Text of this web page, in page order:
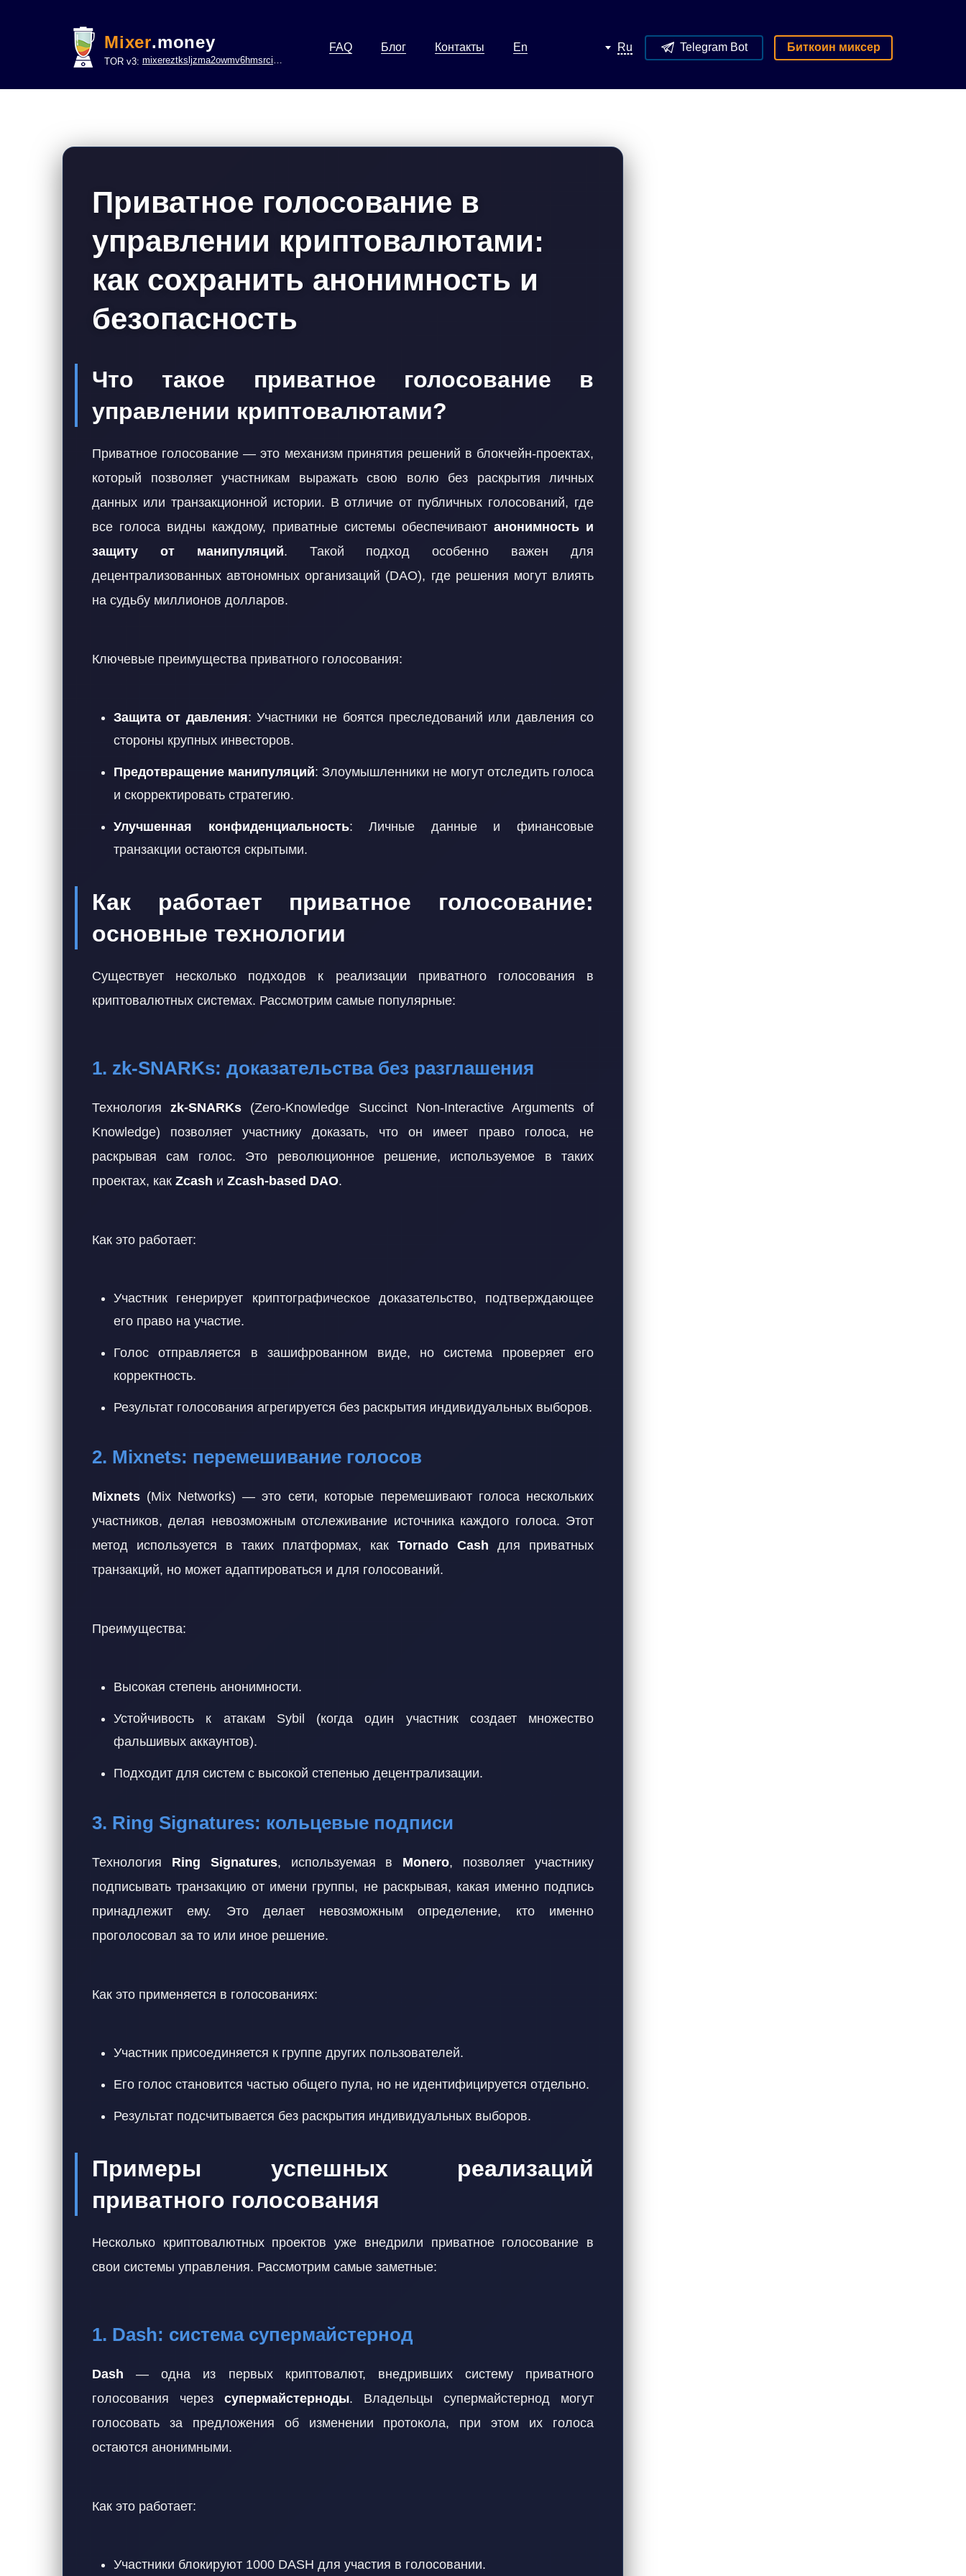
Mixer.money
TOR v3: mixereztksljzma2owmv6hmsrci322lsje6m3svicoddk3xbgvhd2fid.onion
FAQ Блог Контакты En Ru Telegram Bot Биткоин миксер
Приватное голосование в
управлении криптовалютами:
как сохранить анонимность и
безопасность
Что такое приватное голосование в
управлении криптовалютами?
Приватное голосование — это механизм принятия решений в блокчейн-проектах,
который позволяет участникам выражать свою волю без раскрытия личных
данных или транзакционной истории. В отличие от публичных голосований, где
все голоса видны каждому, приватные системы обеспечивают анонимность и
защиту от манипуляций. Такой подход особенно важен для
децентрализованных автономных организаций (DAO), где решения могут влиять
на судьбу миллионов долларов.
Ключевые преимущества приватного голосования:
Защита от давления: Участники не боятся преследований или давления со
стороны крупных инвесторов.
Предотвращение манипуляций: Злоумышленники не могут отследить голоса
и скорректировать стратегию.
Улучшенная конфиденциальность: Личные данные и финансовые
транзакции остаются скрытыми.
Как работает приватное голосование:
основные технологии
Существует несколько подходов к реализации приватного голосования в
криптовалютных системах. Рассмотрим самые популярные:
1. zk-SNARKs: доказательства без разглашения
Технологияzk-SNARKs (Zero-Knowledge Succinct Non-Interactive Arguments of
Knowledge) позволяет участнику доказать, что он имеет право голоса, не
раскрывая сам голос. Это революционное решение, используемое в таких
проектах, как Zcash и Zcash-based DAO.
Как это работает:
Участник генерирует криптографическое доказательство, подтверждающее
его право на участие.
Голос отправляется в зашифрованном виде, но система проверяет его
корректность.
Результат голосования агрегируется без раскрытия индивидуальных выборов.
2. Mixnets: перемешивание голосов
Mixnets (Mix Networks) — это сети, которые перемешивают голоса нескольких
участников, делая невозможным отслеживание источника каждого голоса. Этот
метод используется в таких платформах, как Tornado Cash для приватных
транзакций, но может адаптироваться и для голосований.
Преимущества:
Высокая степень анонимности.
Устойчивость к атакам Sybil (когда один участник создает множество
фальшивых аккаунтов).
Подходит для систем с высокой степенью децентрализации.
3. Ring Signatures: кольцевые подписи
Технология Ring Signatures, используемая в Monero, позволяет участнику
подписывать транзакцию от имени группы, не раскрывая, какая именно подпись
принадлежит ему. Это делает невозможным определение, кто именно
проголосовал за то или иное решение.
Как это применяется в голосованиях:
Участник присоединяется к группе других пользователей.
Его голос становится частью общего пула, но не идентифицируется отдельно.
Результат подсчитывается без раскрытия индивидуальных выборов.
Примеры успешных реализаций
приватного голосования
Несколько криптовалютных проектов уже внедрили приватное голосование в
свои системы управления. Рассмотрим самые заметные:
1. Dash: система супермайстернод
Dash — одна из первых криптовалют, внедривших систему приватного
голосования через супермайстерноды. Владельцы супермайстернод могут
голосовать за предложения об изменении протокола, при этом их голоса
остаются анонимными.
Как это работает:
Участники блокируют 1000 DASH для участия в голосовании.